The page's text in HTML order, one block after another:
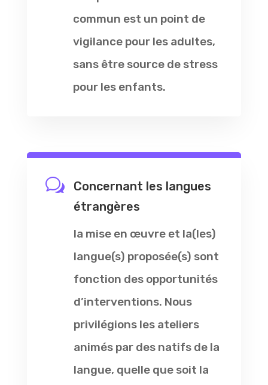
commun est un point de
vigilance pour les adultes,
sans être source de stress
pour les enfants.
w
Concernant les langues
étrangères
la mise en œuvre et la(les)
langue(s) proposée(s) sont
fonction des opportunités
d’interventions. Nous
privilégions les ateliers
animés par des natifs de la
langue, quelle que soit la